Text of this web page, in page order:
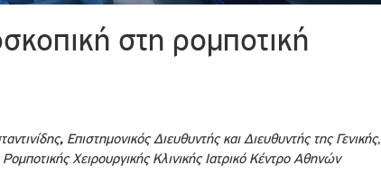
στη ρομποτική
,Επιστημονικός Διευθυντής και Διευθυντής της Γενικής,
Χειρουργικής Κλινικής Ιατρικό Κέντρο Αθηνών